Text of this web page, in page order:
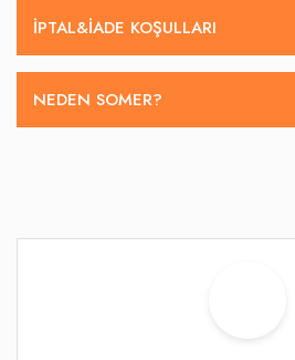
İPTAL&IADE KOŞULLARI
NEDEN SOMER?